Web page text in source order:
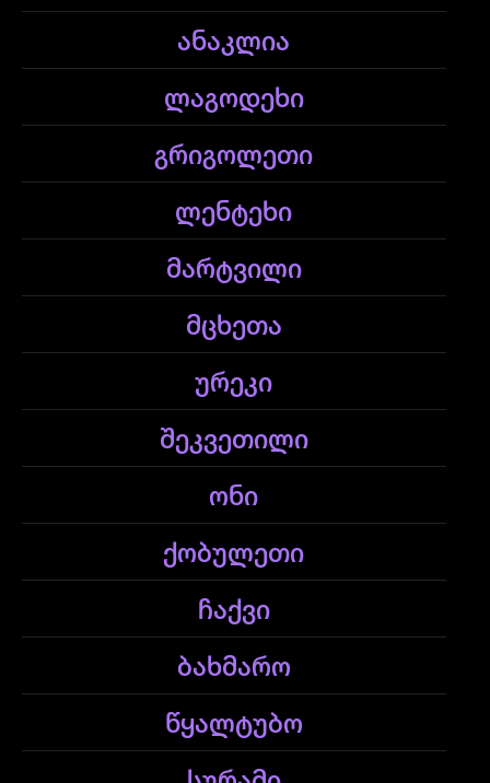
ანაკლია
ლაგოდეხი
გრიგოლეთი
ლენტეხი
მარტვილი
მცხეთა
ურეკი
შეკვეთილი
ონი
ქობულეთი
ჩაქვი
ბახმარო
წყალტუბო